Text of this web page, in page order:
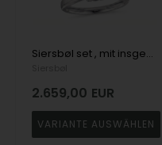
Siersbøl set , mit insgesamt 2,10 ct Top Wesselston VS2
2.659,00 EUR